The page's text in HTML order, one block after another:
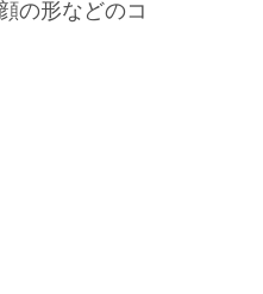
の形などのコ